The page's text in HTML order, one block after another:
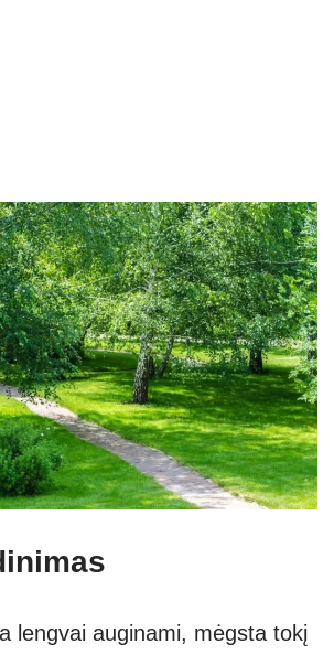
lengvai auginami, mėgsta tokį